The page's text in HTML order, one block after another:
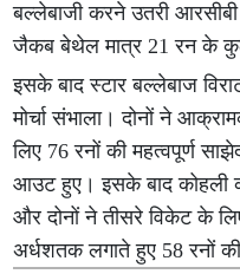
बल्लेबाजी करने उतरी
जैकब बेथेल मात्र 21 रन के
इसके बाद स्टार बल्लेबाज
मोर्चा संभाला। दोनों ने
लिए 76 रनों की महत्वपूर्ण
आउट हुए। इसके बाद कोहली
और दोनों ने तीसरे विकेट के
अर्धशतक लगाते हुए 58 रनों